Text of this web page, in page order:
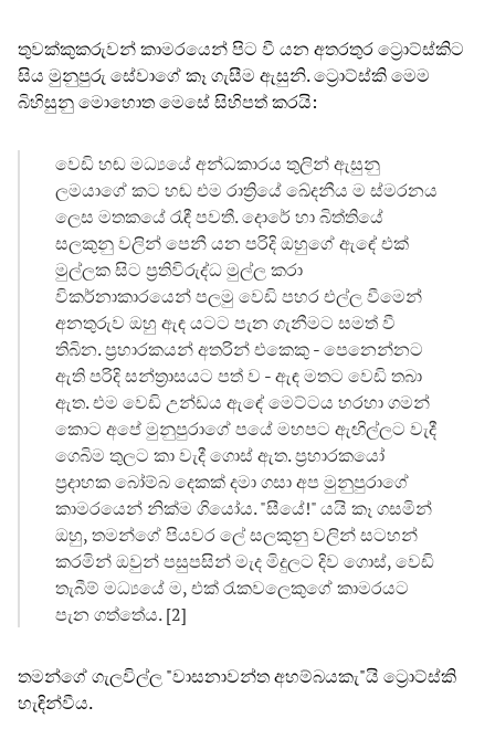
තුවක්කුකරුවන් කාමරයෙන් පිට වී යන අතරතුර ට්‍රොට්ස්කිට
සිය මුනුපුරු සේවාගේ කෑ ගැසීම ඇසුනි. ට්‍රොට්ස්කි මෙම
බිහිසුනු මොහොත මෙසේ සිහිපත් කරයි:
වෙඩි හඬ මධ්‍යයේ අන්ධකාරය තුලින් ඇසුනු
ලමයාගේ කට හඬ එම රාත්‍රියේ ඛේදනීය ම ස්මරනය
ලෙස මතකයේ රැඳී පවතී. දොරේ හා බිත්තියේ
සලකුනු වලින් පෙනී යන පරිදි ඔහුගේ ඇඳේ එක්
මුල්ලක සිට ප්‍රතිවිරුද්ධ මුල්ල කරා
විකර්නාකාරයෙන් පලමු වෙඩි පහර එල්ල වීමෙන්
අනතුරුව ඔහු ඇඳ යටට පැන ගැනීමට සමත් වී
තිබින. ප්‍රහාරකයන් අතරින් එකෙකු - පෙනෙන්නට
ඇති පරිදි සන්ත්‍රාසයට පත් ව - ඇඳ මතට වෙඩි තබා
ඇත. එම වෙඩි උන්ඩය ඇඳේ මෙට්ටය හරහා ගමන්
කොට අපේ මුනුපුරාගේ පයේ මහපට ඇඟිල්ලට වැදී
ගෙබිම තුලට කා වැදී ගොස් ඇත. ප්‍රහාරකයෝ
ප්‍රදාහක බෝම්බ දෙකක් දමා ගසා අප මුනුපුරාගේ
කාමරයෙන් නික්ම ගියෝය. "සීයේ!" යයි කෑ ගසමින්
ඔහු, තමන්ගේ පියවර ලේ සලකුනු වලින් සටහන්
කරමින් ඔවුන් පසුපසින් මැද මිදුලට දිව ගොස්, වෙඩි
තැබීම් මධ්‍යයේ ම, එක් රැකවලෙකුගේ කාමරයට
පැන ගත්තේය. [2]
තමන්ගේ ගැලවිල්ල "වාසනාවන්ත අහම්බයකැ"යි ට්‍රොට්ස්කි
හැඳින්වීය.